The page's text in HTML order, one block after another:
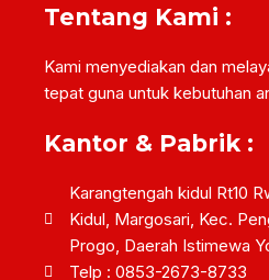
Tentang Kami :
Kami menyediakan dan
tepat guna untuk kebutuhan
Kantor & Pabrik :
Karangtengah kidul Rt10
Kidul, Margosari, Kec.
Progo, Daerah Istimewa
Telp : 0853-2673-8733